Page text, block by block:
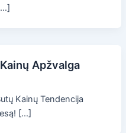
Apžvalga
Kainų Tendencija
[…]